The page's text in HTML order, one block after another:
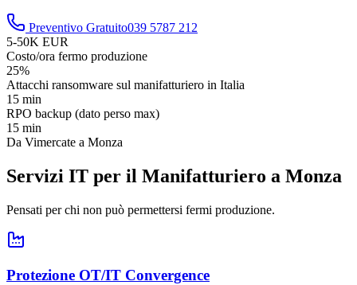
Preventivo Gratuito039 5787 212
5-50K EUR
Costo/ora fermo produzione
25%
Attacchi ransomware sul manifatturiero in Italia
15 min
RPO backup (dato perso max)
15 min
Da Vimercate a Monza
Servizi IT per il Manifatturiero a Monza
Pensati per chi non può permettersi fermi produzione.
Protezione OT/IT Convergence